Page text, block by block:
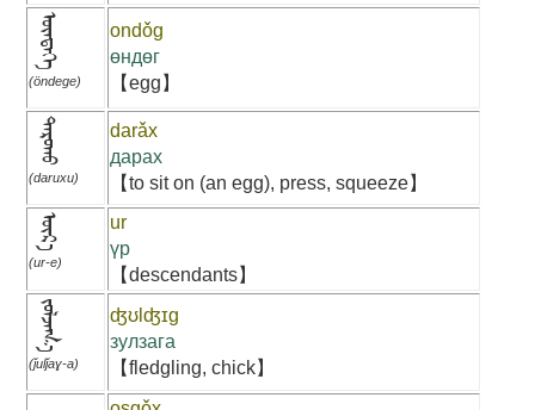
ᠥᠨᠳᠡᠭᠡ
(öndege)
ondǒg
өндөг
【egg】
ᠳᠠᠷᠤᠬᠤ
(daruxu)
darǎx
дарах
【to sit on (an egg), press, squeeze】
ᠦᠷ᠎ᠡ
(ur-e)
ur
үр
【descendants】
ᠵᠤᠯᠵᠠᠭ᠎ᠠ
(ǰulǰaɣ-a)
ʤʊlʤɪg
зулзага
【fledgling, chick】